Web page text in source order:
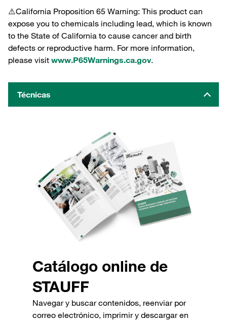
⚠️California Proposition 65 Warning: This product can
expose you to chemicals including lead, which is known
to the State of California to cause cancer and birth
defects or reproductive harm. For more information,
please visit www.P65Warnings.ca.gov.
Técnicas
Catálogo online de
STAUFF
Navegar y buscar contenidos, reenviar por
correo electrónico, imprimir y descargar en